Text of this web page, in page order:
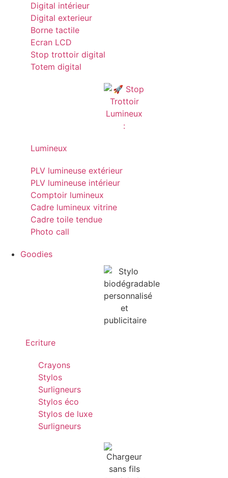
Digital intérieur
Digital exterieur
Borne tactile
Ecran LCD
Stop trottoir digital
Totem digital
Lumineux
PLV lumineuse extérieur
PLV lumineuse intérieur
Comptoir lumineux
Cadre lumineux vitrine
Cadre toile tendue
Photo call
Goodies
Ecriture
Crayons
Stylos
Surligneurs
Stylos éco
Stylos de luxe
Surligneurs